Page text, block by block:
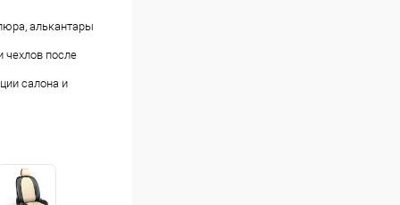
алькантары
после
салона и